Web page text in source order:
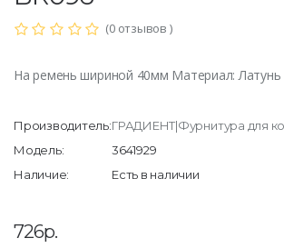
(0 отзывов )
На ремень шириной 40мм Материал: Латунь
Производитель:ГРАДИЕНТ|Фурнитура для
Модель:
3641929
Наличие:
Есть в наличии
726р.